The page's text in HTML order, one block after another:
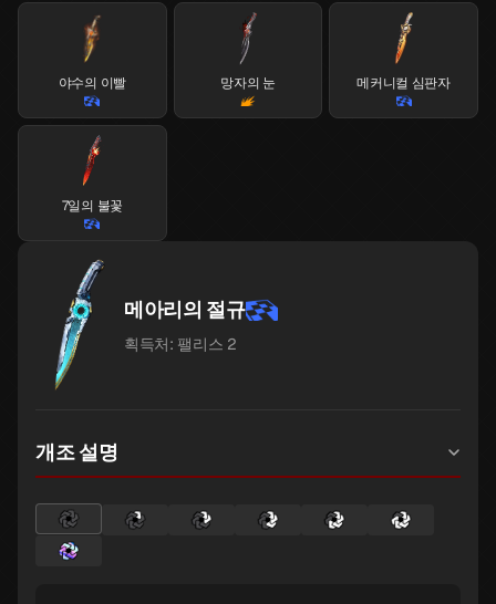
야수의 이빨 망자의 눈 메커니컬 심판자
7일의 불꽃
메아리의 절규
획득처: 팰리스 2
개조 설명